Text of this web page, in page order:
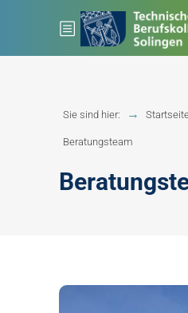
Sie sind hier:
Beratungsteam